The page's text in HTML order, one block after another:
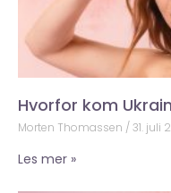
Hvorfor kom
Morten Thomassen 31. juli
Les mer »